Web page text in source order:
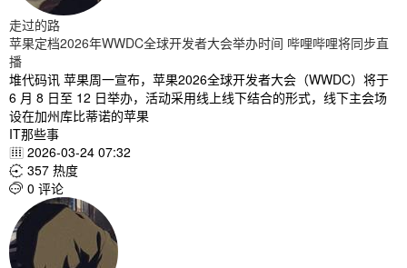
走过的路
苹果定档2026年WWDC全球开发者大会举办时间 哔哩哔哩将同步直
播
堆代码讯 苹果周一宣布，苹果2026全球开发者大会（WWDC）将于
6 月 8 日至 12 日举办，活动采用线上线下结合的形式，线下主会场
设在加州库比蒂诺的苹果
IT那些事
 2026-03-24 07:32
 357 热度
 0 评论